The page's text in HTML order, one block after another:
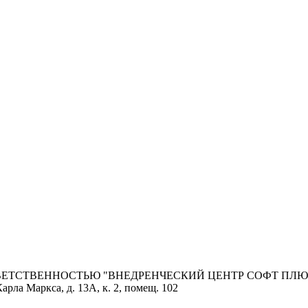
"ВНЕДРЕНЧЕСКИЙ ЦЕНТР СОФТ
Маркса, д. 13А, к. 2, помещ. 102